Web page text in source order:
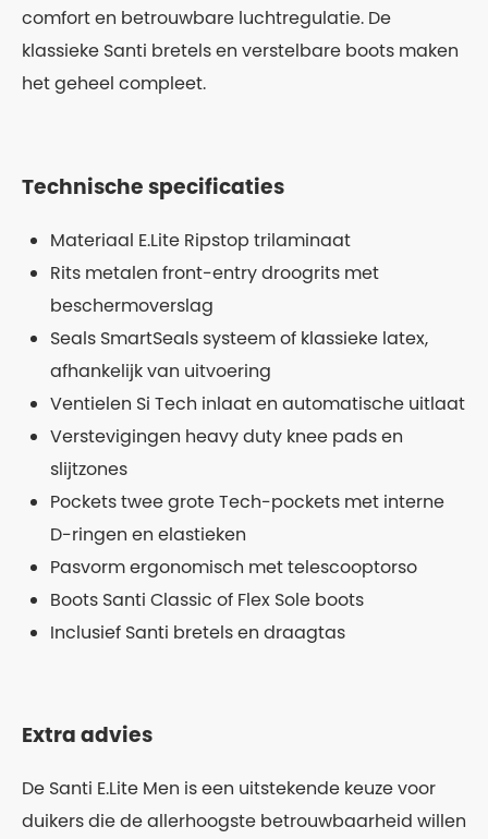
comfort en betrouwbare luchtregulatie. De
klassieke Santi bretels en verstelbare boots maken
het geheel compleet.
Technische specificaties
Materiaal E.Lite Ripstop trilaminaat
Rits metalen front-entry droogrits met
beschermoverslag
Seals SmartSeals systeem of klassieke latex,
afhankelijk van uitvoering
Ventielen Si Tech inlaat en automatische uitlaat
Verstevigingen heavy duty knee pads en
slijtzones
Pockets twee grote Tech-pockets met interne
D-ringen en elastieken
Pasvorm ergonomisch met telescooptorso
Boots Santi Classic of Flex Sole boots
Inclusief Santi bretels en draagtas
Extra advies
De Santi E.Lite Men is een uitstekende keuze voor
duikers die de allerhoogste betrouwbaarheid willen